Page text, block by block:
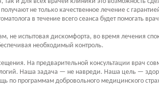
не только качественное лечение с
в течение всего сеанса будет помогать
не испытовая дискомфорта, во время лечения
необходимый контроль.
На предварительной консультации врач
Наша задача — не навреди. Наша цель —
по программам добровольного медицинского